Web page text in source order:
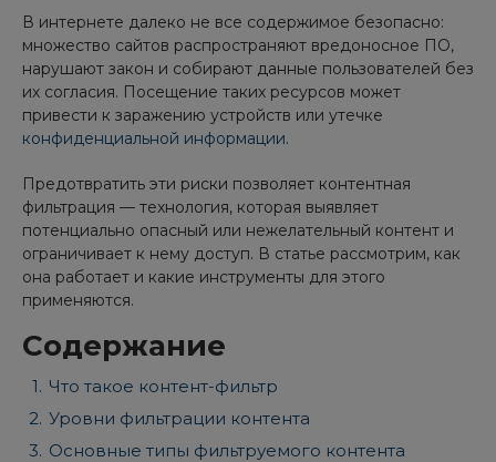
В интернете далеко не все содержимое безопасно:
множество сайтов распространяют вредоносное ПО,
нарушают закон и собирают данные пользователей без
их согласия. Посещение таких ресурсов может
привести к заражению устройств или утечке
конфиденциальной информации.
Предотвратить эти риски позволяет контентная
фильтрация — технология, которая выявляет
потенциально опасный или нежелательный контент и
ограничивает к нему доступ. В статье рассмотрим, как
она работает и какие инструменты для этого
применяются.
Содержание
Что такое контент-фильтр
Уровни фильтрации контента
Основные типы фильтруемого контента